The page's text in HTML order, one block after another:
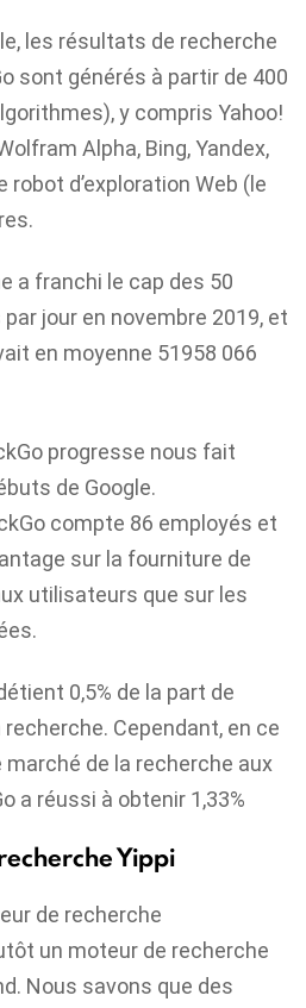
les résultats de recherche
sont générés à partir de 400
y compris Yahoo!
Alpha, Bing, Yandex,
d’exploration Web (le
a franchi le cap des 50
jour en novembre 2019, et
en moyenne 51958 066
progresse nous fait
de Google.
compte 86 employés et
sur la fourniture de
utilisateurs que sur les
0,5% de la part de
Cependant, en ce
de la recherche aux
a réussi à obtenir 1,33%
de recherche
un moteur de recherche
Nous savons que des